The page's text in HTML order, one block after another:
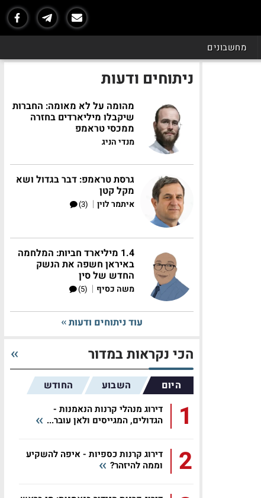
מחשבונים
ניתוחים ודעות
מהומה על לא מאומה: החברות
שיקבלו מיליארדים בחזרה
ממכסי טראמפ
מנדי הניג
גרסת טראמפ: דבר בגדול ושא
מקל קטן
איתמר לוין |
(3)
1.4 מיליארד חביות: המלחמה
באיראן חשפה את הנשק
החדש של סין
משה כסיף |
(5)
עוד ניתוחים ודעות
הכי נקראות במדור
היום השבוע החודש
1
דירוג מנהלי קרנות הנאמנות -
הגדולים, המגייסים ולאן עובר...
2
דירוג קרנות כספיות - איפה להשקיע
וממה להיזהר?